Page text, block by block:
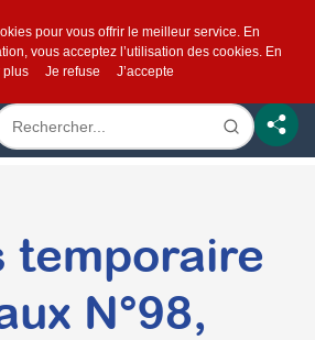
temporaire
N°98,
pour vous offrir le meilleur service. En
vous acceptez l’utilisation des cookies. En
plus
Je refuse J’accepte